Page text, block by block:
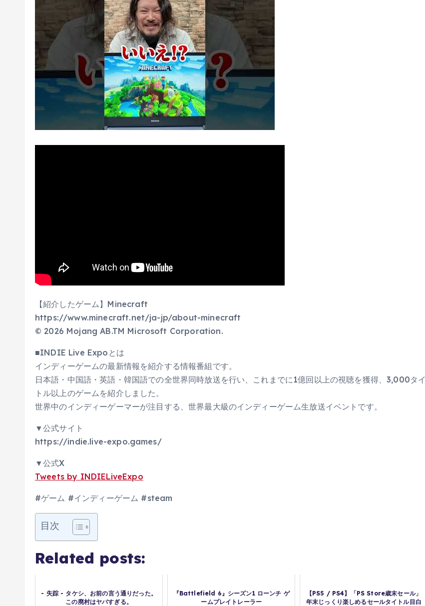
【紹介したゲーム】Minecraft
https://www.minecraft.net/ja-jp/about-minecraft
© 2026 Mojang AB.TM Microsoft Corporation.
■INDIE Live Expoとは
インディーゲームの最新情報を紹介する情報番組です。
日本語・中国語・英語・韓国語での全世界同時放送を行い、これまでに1億回以上の視聴を獲得、3,000タイ
トル以上のゲームを紹介しました。
世界中のインディーゲーマーが注目する、世界最大級のインディーゲーム生放送イベントです。
▼公式サイト
https://indie.live-expo.games/
▼公式X
Tweets by INDIELiveExpo
#ゲーム #インディーゲーム #steam
目次
Related posts:
- 失踪 - タケシ、お前の言う通りだった。
この廃村はヤバすぎる。
『Battlefield 6』シーズン1 ローンチ ゲ
ームプレイトレーラー
【PS5 / PS4】「PS Store歳末セール」
年末じっくり楽しめるセールタイトル目白